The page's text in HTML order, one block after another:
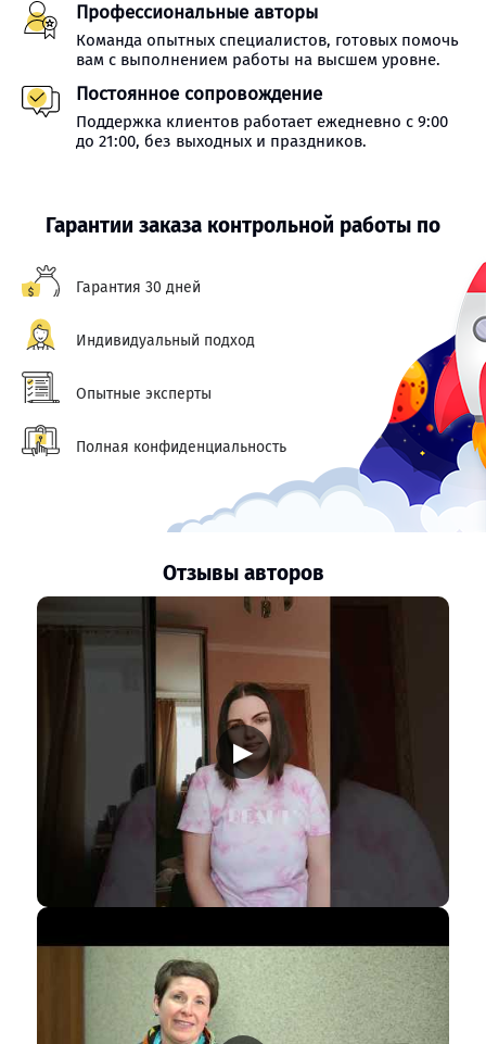
Профессиональные авторы
Команда опытных специалистов, готовых помочь
вам с выполнением работы на высшем уровне.
Постоянное сопровождение
Поддержка клиентов работает ежедневно с 9:00
до 21:00, без выходных и праздников.
Гарантии заказа контрольной работы по
Гарантия 30 дней
Индивидуальный подход
Опытные эксперты
Полная конфиденциальность
Отзывы авторов
▶